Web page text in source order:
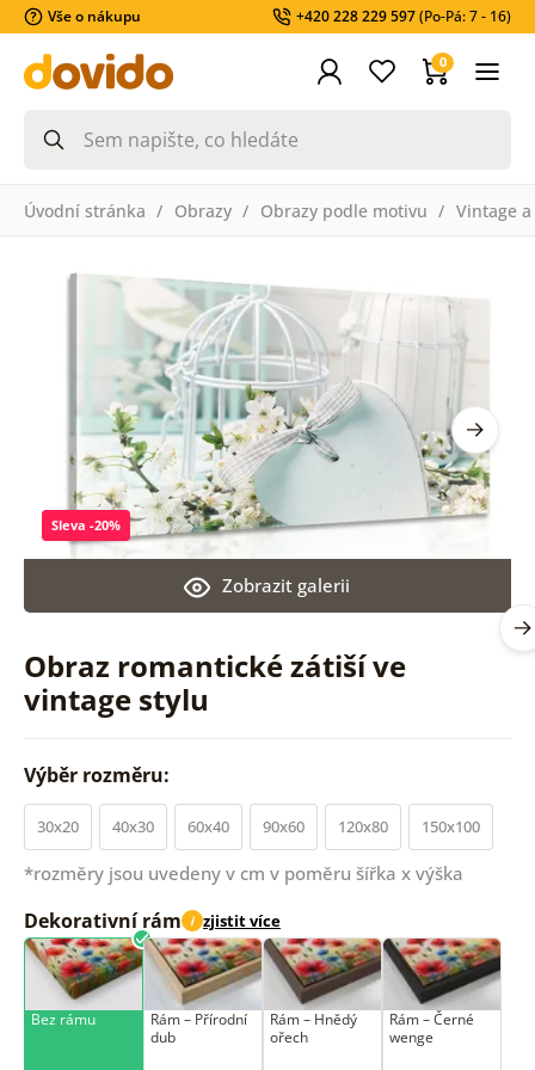
Vše o nákupu +420 228 229 597(Po-Pá: 7 - 16)
0
Úvodní stránka Obrazy Obrazy podle motivu Vintage
Obraz romantické zátiší ve
vintage stylu
Zobrazit galerii
Sleva -20%
Výběr rozměru:
30x20 40x30 60x40 90x60 120x80 150x100
*rozměry jsou uvedeny v cm v poměru šířka x výška
Dekorativní rám i zjistit více
Bez rámu
Rám –⁠⁠⁠⁠⁠⁠ Přírodní
dub
Rám –⁠⁠⁠⁠⁠⁠ Hnědý
ořech
Rám –⁠⁠⁠⁠⁠⁠ Černé
wenge